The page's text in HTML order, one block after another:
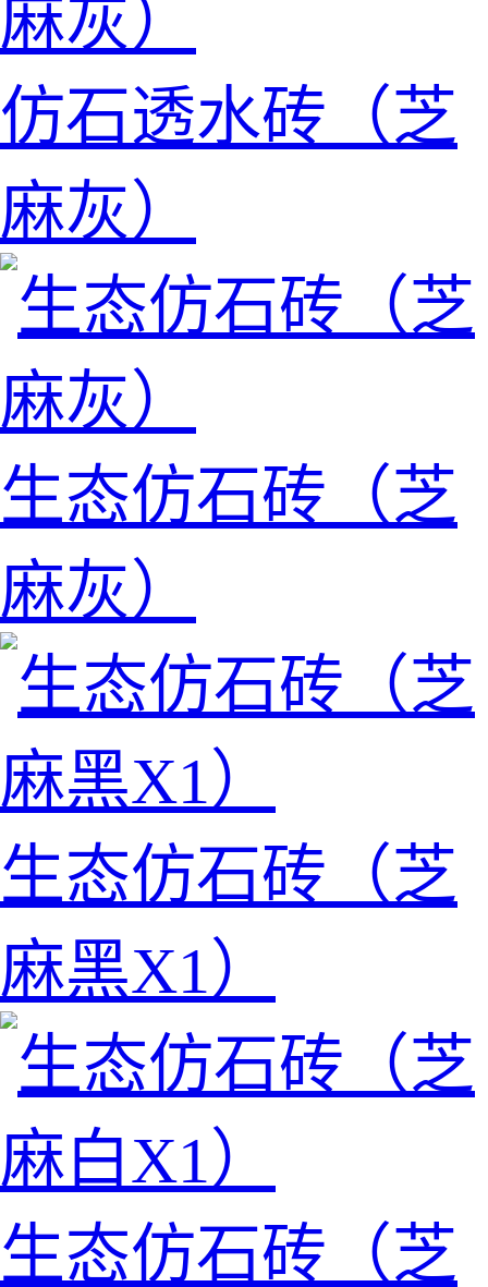
仿石透水砖（芝
麻灰）
生态仿石砖（芝
麻灰）
生态仿石砖（芝
麻黑X1）
生态仿石砖（芝